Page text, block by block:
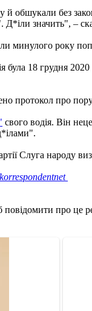
без
значить", –
минулого року
була 18 грудня
протокол про
свого водія. Він
Слуга народу
повідомити про це